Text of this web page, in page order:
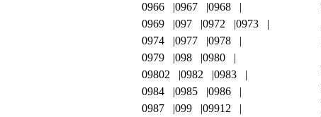
0966
0967
0968
0969
097 0972
0973
0974
0977
0978
0979
098
0980
09802
0982
0983
0984
0985
0986
0987
099
09912